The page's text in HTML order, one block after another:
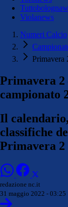
Violanews
Numeri Calcio
Primavera
Primavera
campionato
Il
classifiche
Primavera 2
redazione nc.it
31 maggio 2022 - 03:25